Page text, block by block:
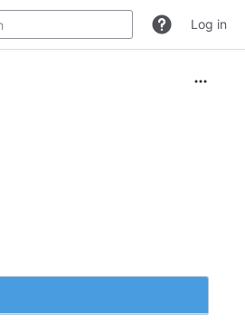
Log in